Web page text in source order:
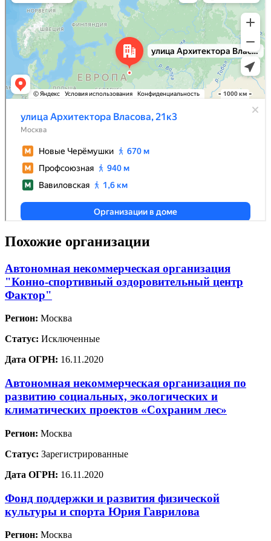
Похожие организации
Автономная некоммерческая организация
"Конно-спортивный оздоровительный центр
Фактор"
Регион: Москва
Статус: Исключенные
Дата ОГРН: 16.11.2020
Автономная некоммерческая организация по
развитию социальных, экологических и
климатических проектов «Сохраним лес»
Регион: Москва
Статус: Зарегистрированные
Дата ОГРН: 16.11.2020
Фонд поддержки и развития физической
культуры и спорта Юрия Гаврилова
Регион: Москва